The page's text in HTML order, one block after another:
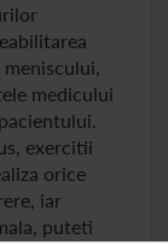
medicului
exercitii
orice
iar
puteti